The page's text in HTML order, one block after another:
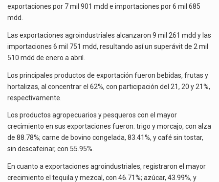
exportaciones por 7 mil 901 mdd e importaciones por 6 mil 685
mdd.
Las exportaciones agroindustriales alcanzaron 9 mil 261 mdd y las
importaciones 6 mil 751 mdd, resultando así un superávit de 2 mil
510 mdd de enero a abril.
Los principales productos de exportación fueron bebidas, frutas y
hortalizas, al concentrar el 62%, con participación del 21, 20 y 21%,
respectivamente.
Los productos agropecuarios y pesqueros con el mayor
crecimiento en sus exportaciones fueron: trigo y morcajo, con alza
de 88.78%; carne de bovino congelada, 83.41%, y café sin tostar,
sin descafeinar, con 55.95%.
En cuanto a exportaciones agroindustriales, registraron el mayor
crecimiento el tequila y mezcal, con 46.71%; azúcar, 43.99%, y